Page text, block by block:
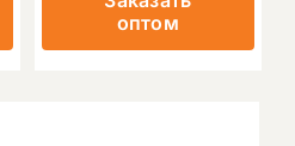
оптом